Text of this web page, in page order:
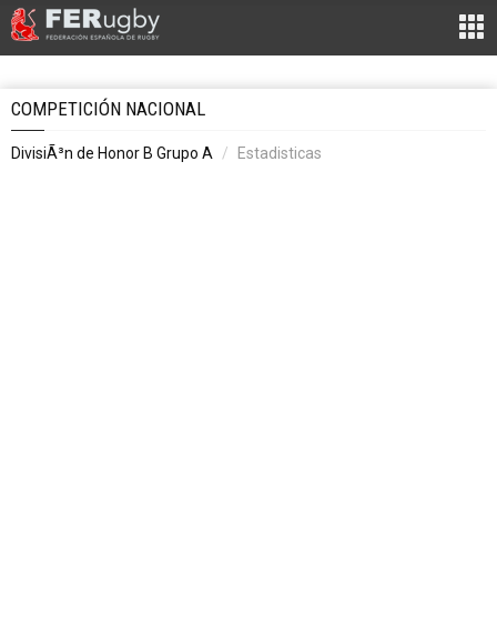
COMPETICIÓN NACIONAL
DivisiÃ³n de Honor B Grupo A Estadisticas